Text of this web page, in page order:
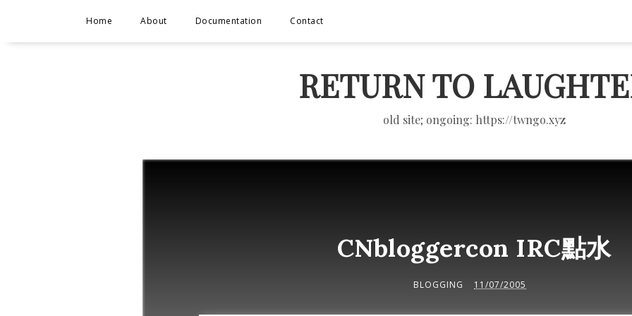
Home About Documentation Contact
RETURN TO
old site; ongoing: https://twngo.xyz
CNbloggercon IRC點水
BLOGGING 11/07/2005